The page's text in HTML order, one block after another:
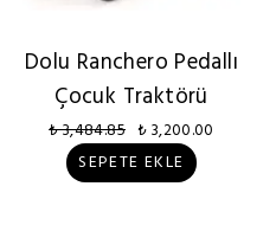
Dolu Ranchero Pedallı
Çocuk Traktörü
₺ 3,484.85 ₺ 3,200.00
SEPETE EKLE